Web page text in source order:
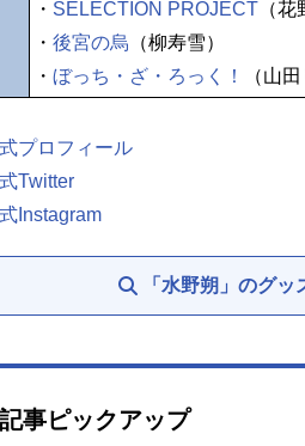
・ SELECTION PROJECT （花
・ 後宮の烏 （柳寿雪）
・ ぼっち・ざ・ろっく！ （山
プロフィール
Twitter
Instagram
「水野朔」のグッ
事ピックアップ